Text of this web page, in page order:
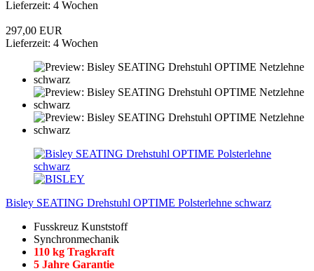
Lieferzeit: 4 Wochen
297,00 EUR
Lieferzeit: 4 Wochen
Bisley SEATING Drehstuhl OPTIME Polsterlehne schwarz
Fusskreuz Kunststoff
Synchronmechanik
110 kg Tragkraft
5 Jahre Garantie